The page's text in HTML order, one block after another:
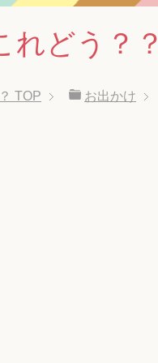
れどう？？
TOP お出かけ